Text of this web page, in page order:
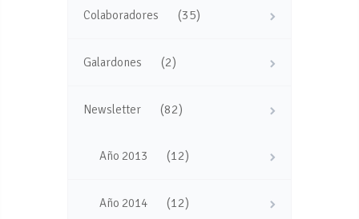
Colaboradores (35)
Galardones (2)
Newsletter (82)
Año 2013 (12)
Año 2014 (12)